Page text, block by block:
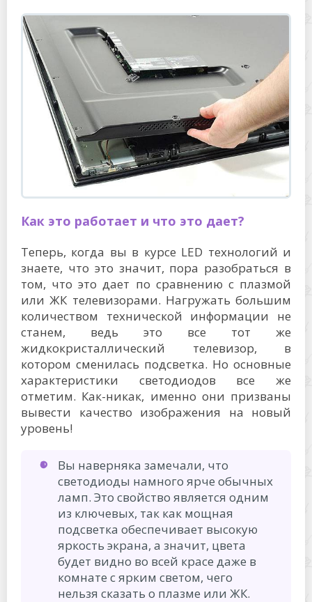
Как это работает и что это дает?
Теперь, когда вы в курсе LED технологий и
знаете, что это значит, пора разобраться в
том, что это дает по сравнению с плазмой
или ЖК телевизорами. Нагружать большим
количеством технической информации не
станем, ведь это все тот же
жидкокристаллический телевизор, в
котором сменилась подсветка. Но основные
характеристики светодиодов все же
отметим. Как-никак, именно они призваны
вывести качество изображения на новый
уровень!
Вы наверняка замечали, что
светодиоды намного ярче обычных
ламп. Это свойство является одним
из ключевых, так как мощная
подсветка обеспечивает высокую
яркость экрана, а значит, цвета
будет видно во всей красе даже в
комнате с ярким светом, чего
нельзя сказать о плазме или ЖК.